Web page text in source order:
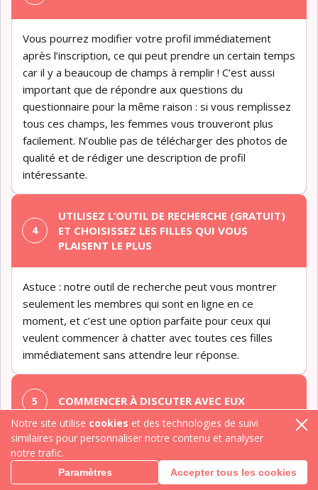
Vous pourrez modifier votre profil immédiatement
après l’inscription, ce qui peut prendre un certain temps
car il y a beaucoup de champs à remplir ! C’est aussi
important que de répondre aux questions du
questionnaire pour la même raison : si vous remplissez
tous ces champs, les femmes vous trouveront plus
facilement. N’oublie pas de télécharger des photos de
qualité et de rédiger une description de profil
intéressante.
UTILISEZ L’OUTIL DE RECHERCHE (GRATUIT)
ET CHOISISSEZ LES FILLES QUI VOUS
PLAISENT LE PLUS
Astuce : notre outil de recherche peut vous montrer
seulement les membres qui sont en ligne en ce
moment, et c’est une option parfaite pour ceux qui
veulent commencer à chatter avec toutes ces filles
immédiatement sans attendre leur réponse.
COMMENCER À DISCUTER AVEC EUX
N’oubliez pas que votre premier message doit être
personnalisé : vous aurez ainsi plus de chances de
sortir du lot. N’envoyez pas tout de suite un message
Notre site utilise cookies et des technologies de suivi
similaires pour personnaliser notre contenu et analyser
notre trafic.
Paramètres Accepter tous les cookies